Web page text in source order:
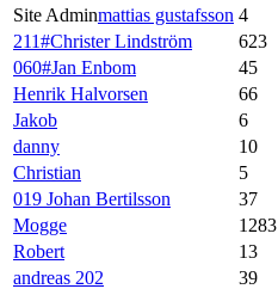
Site Adminmattias gustafsson 4
211#Christer Lindström
623
060#Jan Enbom
45
Henrik Halvorsen
66
Jakob
6
danny
10
Christian
5
019 Johan Bertilsson
37
Mogge
1283
Robert
13
andreas 202
39